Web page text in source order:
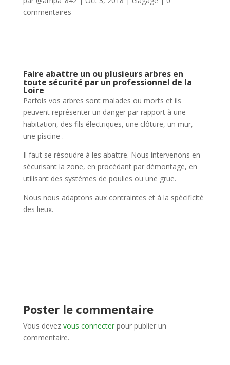
commentaires
Faire abattre un ou plusieurs arbres en
toute sécurité par un professionnel de la
Loire
Parfois vos arbres sont malades ou morts et ils
peuvent représenter un danger par rapport à une
habitation, des fils électriques, une clôture, un mur,
une piscine .
Il faut se résoudre à les abattre. Nous intervenons en
sécurisant la zone, en procédant par démontage, en
utilisant des systèmes de poulies ou une grue.
Nous nous adaptons aux contraintes et à la spécificité
des lieux.
Poster le commentaire
Vous devez vous connecterpour publier un
commentaire.